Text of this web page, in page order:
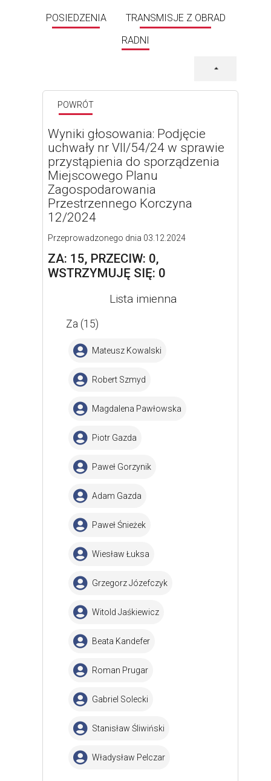
POSIEDZENIA
TRANSMISJE Z OBRAD
RADNI
POWRÓT
Wyniki głosowania: Podjęcie
uchwały nr VII/54/24 w sprawie
przystąpienia do sporządzenia
Miejscowego Planu
Zagospodarowania
Przestrzennego Korczyna
12/2024
Przeprowadzonego dnia 03.12.2024
ZA: 15, PRZECIW: 0,
WSTRZYMUJĘ SIĘ: 0
Lista imienna
Za (15)
Mateusz Kowalski
Robert Szmyd
Magdalena Pawłowska
Piotr Gazda
Paweł Gorzynik
Adam Gazda
Paweł Śnieżek
Wiesław Łuksa
Grzegorz Józefczyk
Witold Jaśkiewicz
Beata Kandefer
Roman Prugar
Gabriel Solecki
Stanisław Śliwiński
Władysław Pelczar